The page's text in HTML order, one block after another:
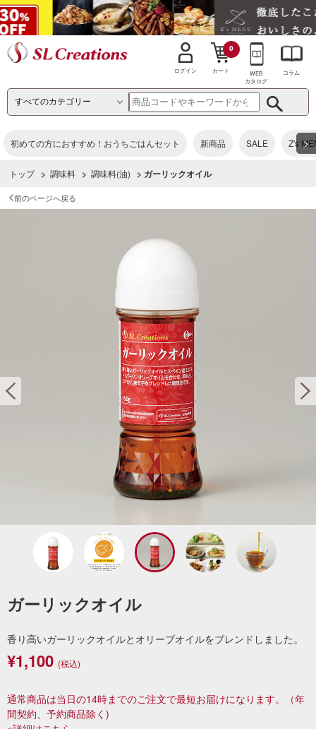
ログイン カート
0
WEB
カタログ
コラム
初めての方におすすめ！おうちごはんセット 新商品 SALE Z's >
トップ > 調味料 > 調味料(油) > ガーリックオイル
前のページへ戻る
ガーリックオイル
香り高いガーリックオイルとオリーブオイルをブレンドしました。
¥1,100 (税込)
通常商品は当日の14時までのご注文で最短お届けになります。
（年
間契約、予約商品除く)